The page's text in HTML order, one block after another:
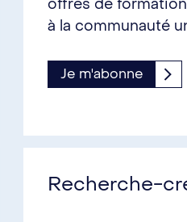
offres de
à la communauté
Je m'abonne
Recherche-